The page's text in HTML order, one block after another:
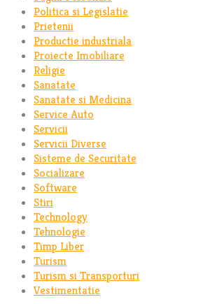
Politica si Legislatie
Prietenii
Productie industriala
Proiecte Imobiliare
Religie
Sanatate
Sanatate si Medicina
Service Auto
Servicii
Servicii Diverse
Sisteme de Securitate
Socializare
Software
Stiri
Technology
Tehnologie
Timp Liber
Turism
Turism si Transporturi
Vestimentatie